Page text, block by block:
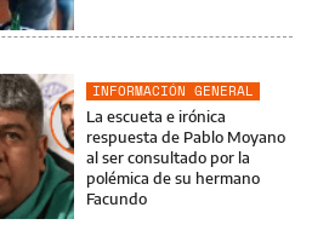
INFORMACIÓN GENERAL
La escueta e irónica
respuesta de Pablo Moyano
al ser consultado por la
polémica de su hermano
Facundo